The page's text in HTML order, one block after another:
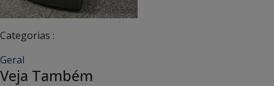
Categorias :
Geral
Veja Também